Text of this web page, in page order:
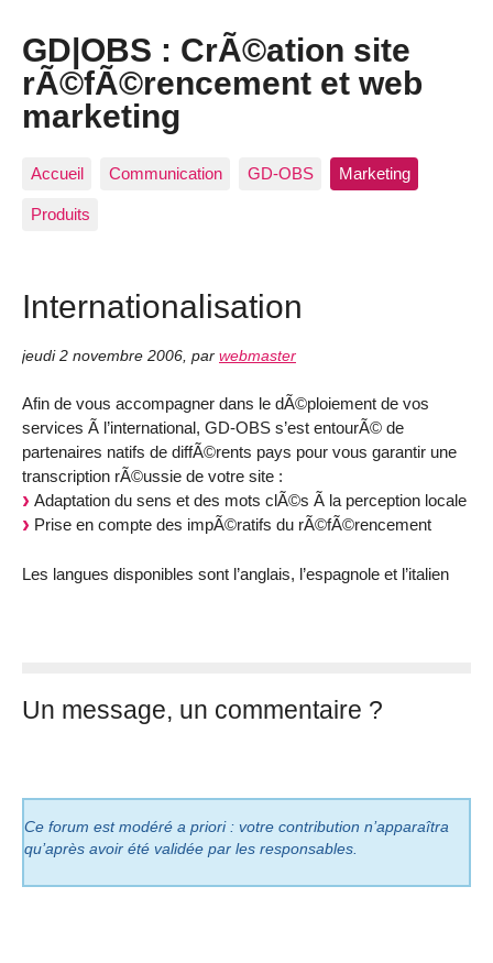
GD|OBS : CrÃ©ation site
rÃ©fÃ©rencement et web
marketing
Accueil Communication GD-OBS Marketing
Produits
Internationalisation
jeudi 2 novembre 2006 par webmaster
Afin de vous accompagner dans le dÃ©ploiement de vos
services Ã l’international, GD-OBS s’est entourÃ© de
partenaires natifs de diffÃ©rents pays pour vous garantir une
transcription rÃ©ussie de votre site :
Adaptation du sens et des mots clÃ©s Ã la perception locale
Prise en compte des impÃ©ratifs du rÃ©fÃ©rencement
Les langues disponibles sont l’anglais, l’espagnole et l’italien
Un message, un commentaire ?
Ce forum est modéré a priori : votre contribution n’apparaîtra
qu’après avoir été validée par les responsables.